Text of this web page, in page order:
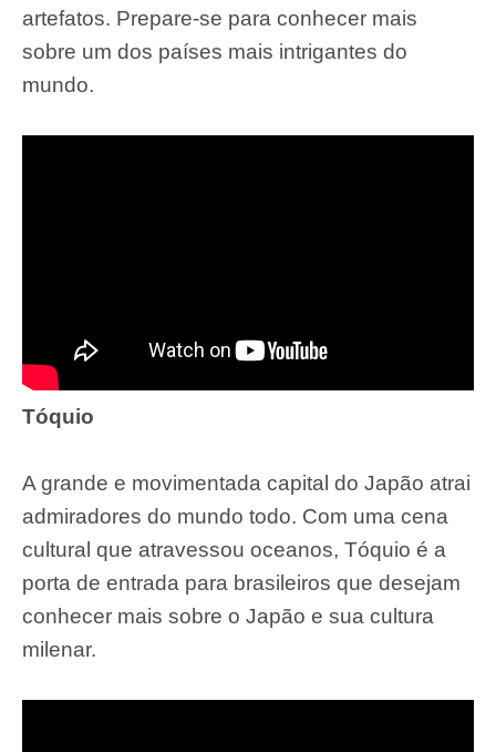
artefatos. Prepare-se para conhecer mais
sobre um dos países mais intrigantes do
mundo.
Tóquio
A grande e movimentada capital do Japão atrai
admiradores do mundo todo. Com uma cena
cultural que atravessou oceanos, Tóquio é a
porta de entrada para brasileiros que desejam
conhecer mais sobre o Japão e sua cultura
milenar.